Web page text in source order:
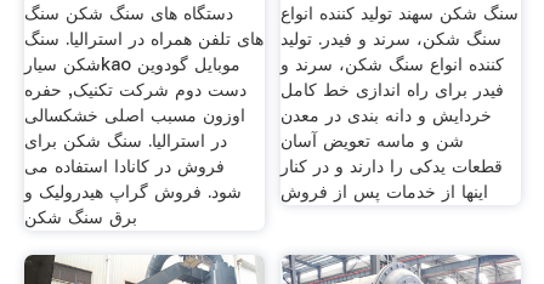
دستگاه های سنگ شکن سنگ
های تلفن همراه در استرالیا. سنگ
شکن سیارkao موبایل گودوین
دست دوم شرکت تکنیک, حفره
اوزون مسبب اصلی خشکسالی
در استرالیا. سنگ شکن برای
فروش در کانادا استفاده می
شود. فروش گراپ هیدرولیک و
برق سنگ شکن
سنگ شکن سهند تولید کننده انواع
سنگ شکن، سرند و فیدر. تولید
کننده انواع سنگ شکن، سرند و
فیدر برای راه اندازی خط کامل
خردایش و دانه بندی در معدن
شن و ماسه تعویض آسان
قطعات یدکی را دارند و در کنار
اینها از خدمات پس از فروش